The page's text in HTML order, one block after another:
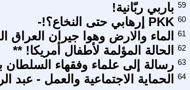
باربي ربّانية! 59
PKK إرهابي حتى النخاع؟!- 60
الماء والارض وهوا جيران العراق
61
الحالة المؤلمة لأطفال أمريكا! **
62
رسالة إلى علماء وفقهاء السلطان 63
الحماية الاجتماعية والعمل - عبد 64